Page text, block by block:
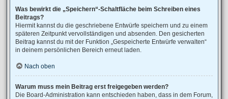
Was bewirkt die „Speichern“-Schaltfläche beim Schreiben eines
Beitrags?
Hiermit kannst du die geschriebene Entwürfe speichern und zu einem
späteren Zeitpunkt vervollständigen und absenden. Den gesicherten
Beitrag kannst du mit der Funktion „Gespeicherte Entwürfe verwalten“
in deinem persönlichen Bereich erneut laden.
Nach oben
Warum muss mein Beitrag erst freigegeben werden?
Die Board-Administration kann entschieden haben, dass in dem Forum,